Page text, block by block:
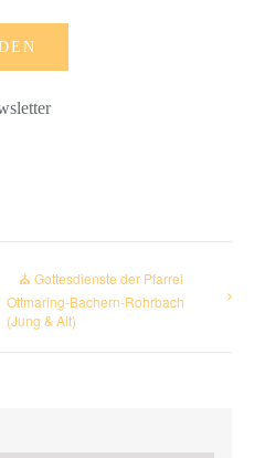
⛪ Gottesdienste der Pfarrei
Ottmaring-Bachern-Rohrbach
(Jung & Alt)